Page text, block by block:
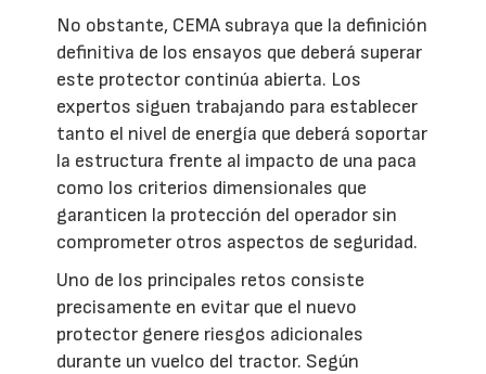
No obstante, CEMA subraya que la definición
definitiva de los ensayos que deberá superar
este protector continúa abierta. Los
expertos siguen trabajando para establecer
tanto el nivel de energía que deberá soportar
la estructura frente al impacto de una paca
como los criterios dimensionales que
garanticen la protección del operador sin
comprometer otros aspectos de seguridad.
Uno de los principales retos consiste
precisamente en evitar que el nuevo
protector genere riesgos adicionales
durante un vuelco del tractor. Según